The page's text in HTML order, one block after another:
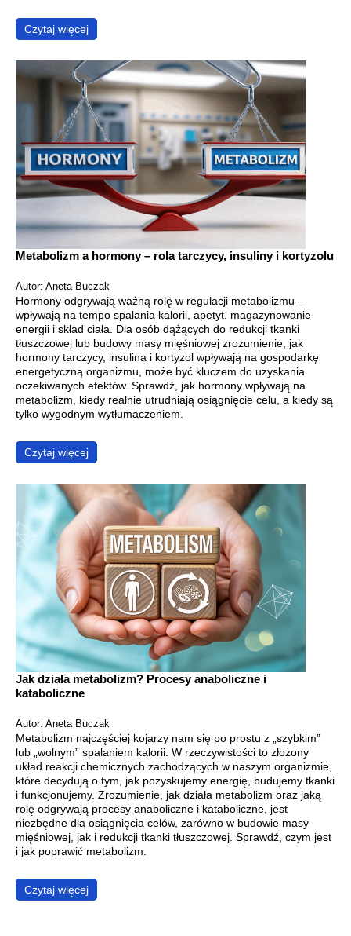
Czytaj więcej
Metabolizm a hormony – rola tarczycy, insuliny i kortyzolu
Autor: Aneta Buczak
Hormony odgrywają ważną rolę w regulacji metabolizmu –
wpływają na tempo spalania kalorii, apetyt, magazynowanie
energii i skład ciała. Dla osób dążących do redukcji tkanki
tłuszczowej lub budowy masy mięśniowej zrozumienie, jak
hormony tarczycy, insulina i kortyzol wpływają na gospodarkę
energetyczną organizmu, może być kluczem do uzyskania
oczekiwanych efektów. Sprawdź, jak hormony wpływają na
metabolizm, kiedy realnie utrudniają osiągnięcie celu, a kiedy są
tylko wygodnym wytłumaczeniem.
Czytaj więcej
Jak działa metabolizm? Procesy anaboliczne i
kataboliczne
Autor: Aneta Buczak
Metabolizm najczęściej kojarzy nam się po prostu z „szybkim”
lub „wolnym” spalaniem kalorii. W rzeczywistości to złożony
układ reakcji chemicznych zachodzących w naszym organizmie,
które decydują o tym, jak pozyskujemy energię, budujemy tkanki
i funkcjonujemy. Zrozumienie, jak działa metabolizm oraz jaką
rolę odgrywają procesy anaboliczne i kataboliczne, jest
niezbędne dla osiągnięcia celów, zarówno w budowie masy
mięśniowej, jak i redukcji tkanki tłuszczowej. Sprawdź, czym jest
i jak poprawić metabolizm.
Czytaj więcej